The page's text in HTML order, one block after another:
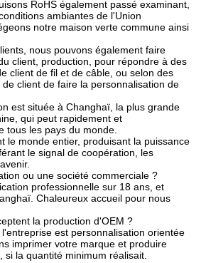
RoHS également passé examinant,
ambiantes de l'Union
notre maison verte commune ainsi
nous pouvons également faire
client, production, pour répondre à des
client de fil et de câble, ou selon des
client de faire la personnalisation de
est située à Changhaï, la plus grande
qui peut rapidement et
tous les pays du monde.
le monde entier, produisant la puissance
le signal de coopération, les
ou une société commerciale ?
professionnelle sur 18 ans, et
Chaleureux accueil pour nous
la production d'OEM ?
est personnalisation orientée
imprimer votre marque et produire
si la quantité minimum réalisait.